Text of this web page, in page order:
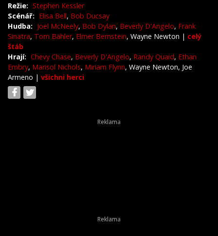
Režie: Stephen Kessler
Scénář: Elisa Bell, Bob Ducsay
Hudba: Joel McNeely, Bob Dylan, Beverly D'Angelo, Frank
Sinatra, Tom Bähler, Elmer Bernstein, Wayne Newton | celý
štáb
Hrají: Chevy Chase, Beverly D'Angelo, Randy Quaid, Ethan
Embry, Marisol Nichols, Miriam Flynn, Wayne Newton, Joe
Armeno | všichni herci